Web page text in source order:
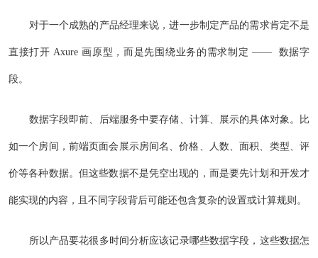
对于一个成熟的产品经理来说，进一步制定产品的需求肯定不是
直接打开 Axure 画原型，而是先围绕业务的需求制定 —— 数据字
段。
数据字段即前、后端服务中要存储、计算、展示的具体对象。比
如一个房间，前端页面会展示房间名、价格、人数、面积、类型、评
价等各种数据。但这些数据不是凭空出现的，而是要先计划和开发才
能实现的内容，且不同字段背后可能还包含复杂的设置或计算规则。
所以产品要花很多时间分析应该记录哪些数据字段，这些数据怎